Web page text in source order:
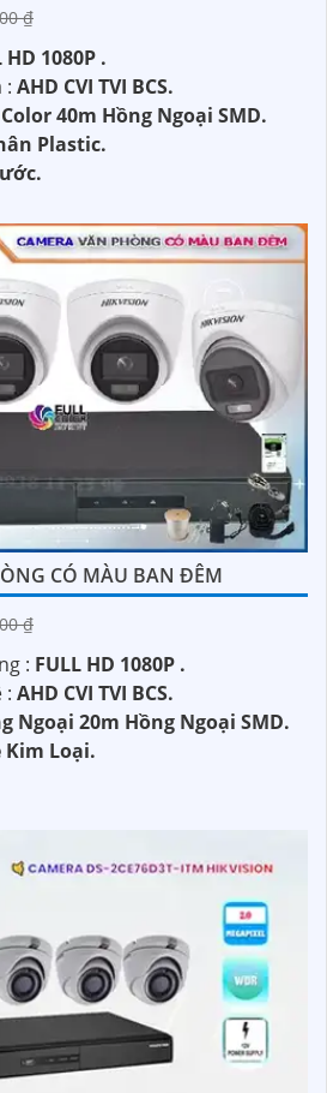
₫
HD 1080P .
: AHD CVI TVI BCS.
40m Hồng Ngoại SMD.
Plastic.
CÓ MÀU BAN ĐÊM
₫
: FULL HD 1080P .
: AHD CVI TVI BCS.
Ngoại 20m Hồng Ngoại SMD.
Kim Loại.